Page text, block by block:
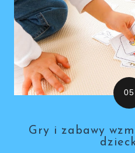
Gry i zabawy